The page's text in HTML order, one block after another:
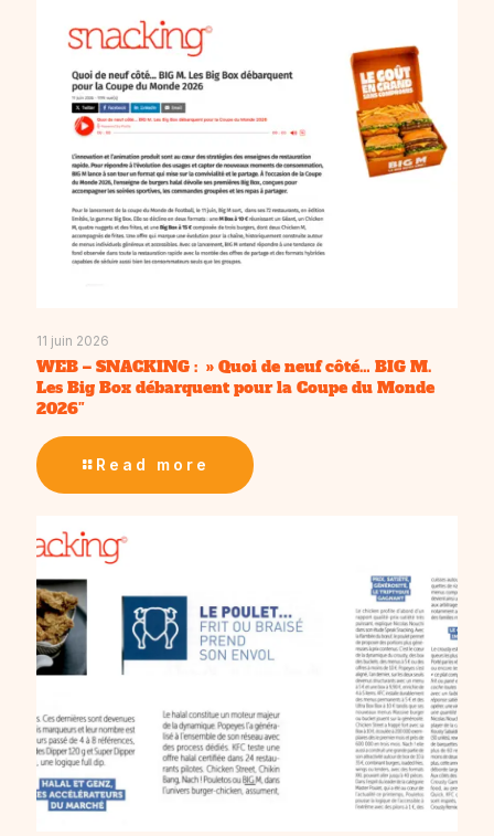
11 juin 2026
WEB – SNACKING : » Quoi de neuf côté… BIG M.
Les Big Box débarquent pour la Coupe du Monde
2026″
Read more